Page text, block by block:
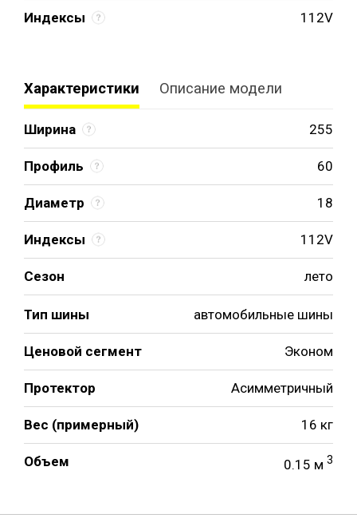
Индексы 112V
Характеристики Описание модели
Ширина 255
Профиль 60
Диаметр 18
Индексы 112V
Сезон лето
Тип шины автомобильные шины
Ценовой сегмент Эконом
Протектор Асимметричный
Вес (примерный) 16 кг
Объем 0.15 м 3